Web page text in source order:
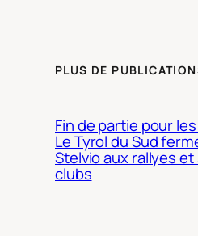
PLUS DE
Fin de partie pour
Le Tyrol du Sud
Stelvio aux rallyes
clubs